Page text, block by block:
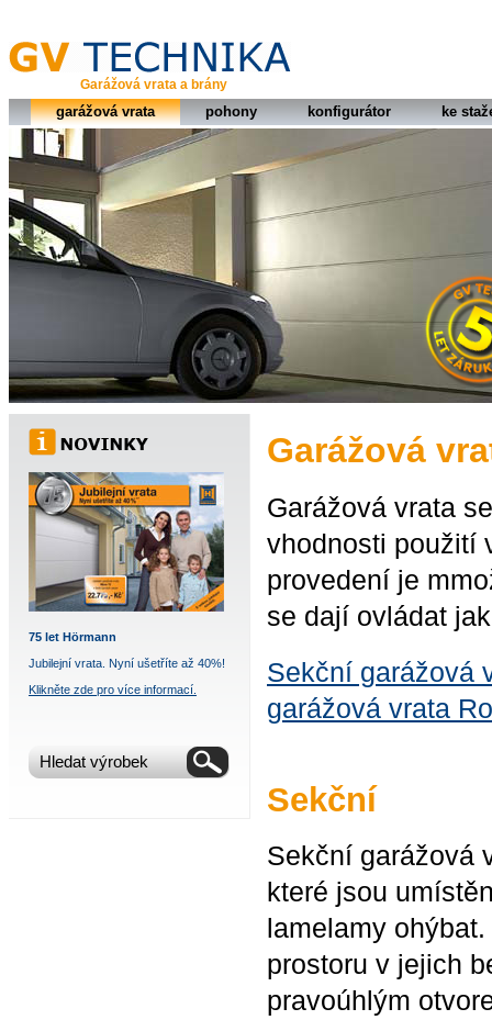
Garážová vrata a brány
garážová vrata pohony konfigurátor ke
75 let Hörmann
Jubilejní vrata. Nyní ušetříte až 40%!
Klikněte zde pro více informací.
Garážová
Garážová vrata
vhodnosti použití
provedení je
se dají ovládat
Sekční garážová
garážová vrata
Sekční
Sekční garážová
které jsou
lamelamy
prostoru v jejich
pravoúhlým